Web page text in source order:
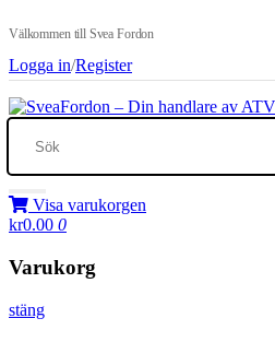
Välkommen till Svea Fordon
Logga in/Register
Visa varukorgen
kr0.00 0
Varukorg
stäng